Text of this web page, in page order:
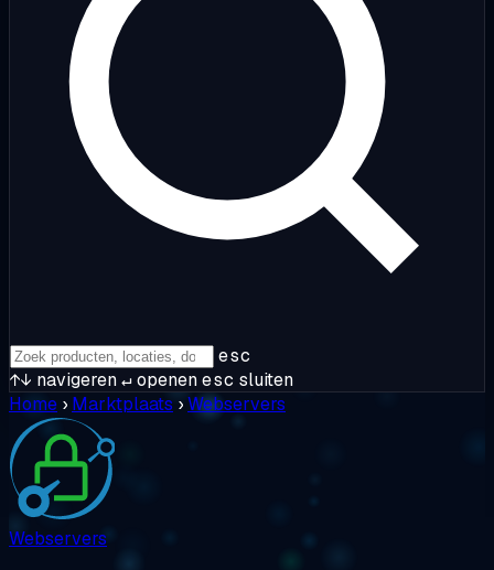
esc
↑↓ navigeren↵openenesc sluiten
Home › Marktplaats ›Webservers
Webservers